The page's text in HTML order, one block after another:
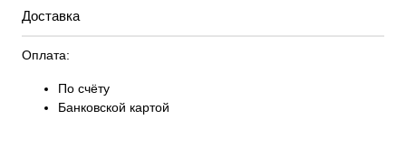
Доставка
Оплата:
По счёту
Банковской картой